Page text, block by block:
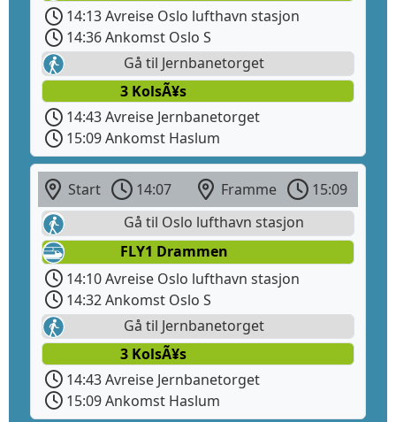
14:13 Avreise Oslo lufthavn stasjon
14:36 Ankomst Oslo S
Gå til Jernbanetorget
3 KolsÃ¥s
14:43 Avreise Jernbanetorget
15:09 Ankomst Haslum
Start 14:07 Framme
15:09
Gå til Oslo lufthavn stasjon
FLY1 Drammen
14:10 Avreise Oslo lufthavn stasjon
14:32 Ankomst Oslo S
Gå til Jernbanetorget
3 KolsÃ¥s
14:43 Avreise Jernbanetorget
15:09 Ankomst Haslum